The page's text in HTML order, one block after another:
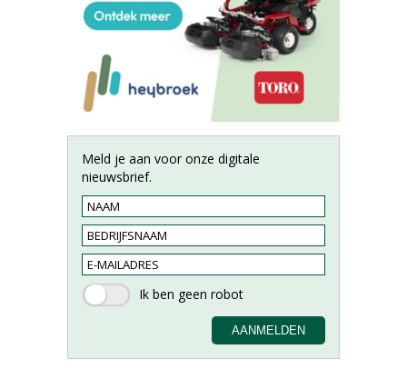
Meld je aan voor onze digitale
nieuwsbrief.